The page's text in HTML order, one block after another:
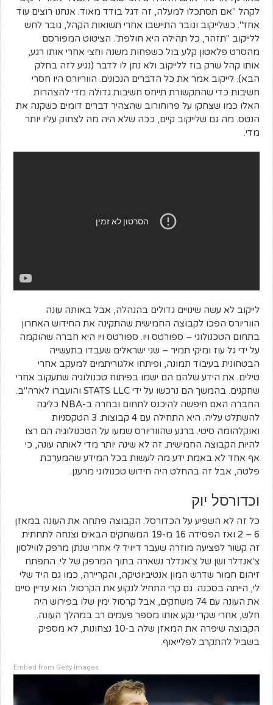
לקהל "אם תסתכלו למעלה, זה דגל בודד מאוד. אנחנו רוצים עוד
אחד". כשלייקוב וגובר התיישבו אחרי תשואות הקהל, גובר לחש
ללייקוב "תזהר, כל תהילה היא חולפת". הציטוט המפורסם
מהסרט פלאטון קלע בול כשפחות משנה וחצי אחרי אותו רגע,
אותו קהל שרק בוז ללייקוב ולא נתן לו לדבר (נגיע לזה בחלק
הבא). לייקוב אמר את כל הדברים הנכונים. הווריורס היו חסרי
חשיבות כדי שהתקשורת תייחס חשיבות גדולה מדי להצהרות
האלו כמו שצחקו על פרוחורוב שהצהיר דברים דומים כשקנה את
הנטס. מה גם שלייקוב קיים, ככה שלא היה מה לצחוק עליו יותר
מדי.
לייקוב לא עשה שינויים גדולים בהנהלה, אבל באותה עונה
הווריורס הפכו לקבוצה החמישית שהתקינה את החידוש האחרון
בתחום הטכנולוגי – ספורטס ויו. ספורטס ויו היא חברה שהוקמה
על ידי גל עוז ומיקי תמיר – שני ישראלים שעבדו בתעשייה
הבטחונית בעיבוד תמונה, ופיתחו אלגוריתמים למעקב אחרי
טילים. את הידע שלהם הם ישמו בפיתוח טכנולוגיה שתעקוב אחרי
שחקנים. בהמשך הם נרכשו על ידי STATS LLC והועברו לארה"ב.
החברה האם חיפשה להיכנס לתחום ובחרה ב-NBA כליגה
להשתלט עליה. היא התחילה עם 4 קבוצות: 3 הטקסניות
ואוקלהומה סיטי. ברגע שהווריורס שמעו על הטכנולוגיה הם רצו
להיות הקבוצה החמישית. זה לא שינה יותר מדי לאותה עונה, כי
אף אחד לא באמת ידע מה לעשות בכל המידע שהמערכת
פלטה, אבל זה בהחלט היה חידוש טכנולוגי מרענן.
וכדורסל יוק
כל זה לא השפיע על הכדורסל. הקבוצה פתחה את העונה במאזן
6 – 2 ואז הפסידה 16 מ-19 המשחקים הבאים וצנחה לתחתית.
זה קשור לפציעה מוזרה שעבר דייויד לי אחרי שנתן מרפק לווילסון
צ'אנדלר ושן של צ'אנדלר נשארה בתוך המרפק של לי. התפתח
זיהום חמור שדרש המון אנטיביוטיקה, והקריירה, כמו גם היד שלי
לי, הייתה בסכנה. גם קרי התחיל לנקוע את הקרסול. הוא עדיין סיים
את העונה עם 74 משחקים, אבל קרסול ימין שלו בפירוש היה
חלש, אחרי שקרי נקע אותו מספר פעמים רב במהלך העונה.
הקבוצה שיפרה את המאזן שלה ב-10 נצחונות, לא מספיק
בשביל להתקרב לפלייאוף.
Embed from Getty Images